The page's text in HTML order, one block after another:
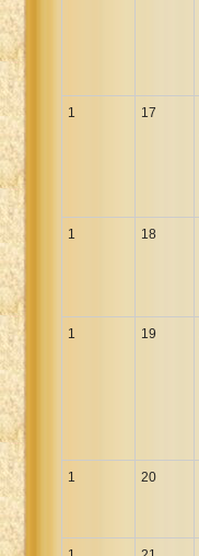
1 17
1 18
1 19
1 20